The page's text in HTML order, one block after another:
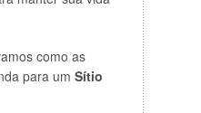
como as
para um Sítio